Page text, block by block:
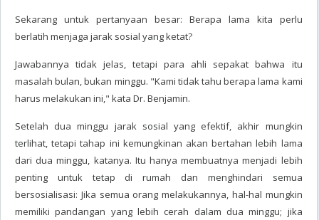
Sekarang untuk pertanyaan besar: Berapa lama kita perlu
berlatih menjaga jarak sosial yang ketat?
Jawabannya tidak jelas, tetapi para ahli sepakat bahwa itu
masalah bulan, bukan minggu. "Kami tidak tahu berapa lama kami
harus melakukan ini," kata Dr. Benjamin.
Setelah dua minggu jarak sosial yang efektif, akhir mungkin
terlihat, tetapi tahap ini kemungkinan akan bertahan lebih lama
dari dua minggu, katanya. Itu hanya membuatnya menjadi lebih
penting untuk tetap di rumah dan menghindari semua
bersosialisasi: Jika semua orang melakukannya, hal-hal mungkin
memiliki pandangan yang lebih cerah dalam dua minggu; jika